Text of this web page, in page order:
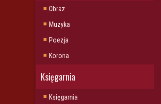
Obraz
Muzyka
Poezja
Korona
Księgarnia
Księgarnia